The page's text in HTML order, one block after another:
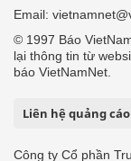
Email:
© 1997 Báo
lại thông tin từ
báo VietNamNet.
Liên hệ quảng cáo
Công ty Cổ phần